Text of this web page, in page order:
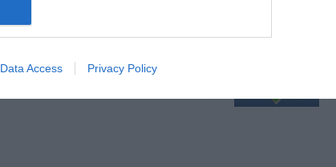
Data Access Privacy Policy